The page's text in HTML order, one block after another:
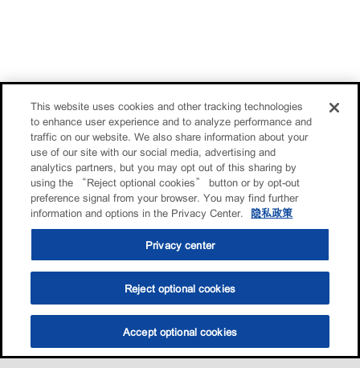
This website uses cookies and other tracking technologies
to enhance user experience and to analyze performance and
traffic on our website. We also share information about your
use of our site with our social media, advertising and
analytics partners, but you may opt out of this sharing by
using the “Reject optional cookies” button or by opt-out
preference signal from your browser. You may find further
information and options in the Privacy Center.
隐私政策
Privacy center
Reject optional cookies
Accept optional cookies